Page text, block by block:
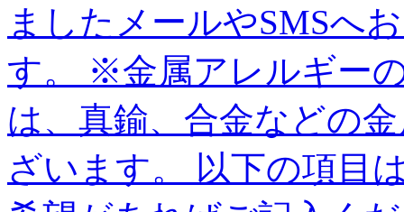
ましたメールやSMSへ
す。 ※金属アレルギー
は、真鍮、合金などの
ざいます。 以下の項目